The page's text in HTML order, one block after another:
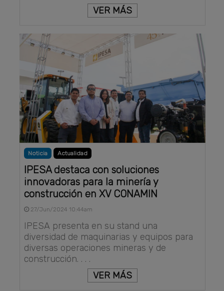
VER MÁS
Noticia Actualidad
IPESA destaca con soluciones
innovadoras para la minería y
construcción en XV CONAMIN
27/Jun/2024 10:44am
IPESA presenta en su stand una
diversidad de maquinarias y equipos para
diversas operaciones mineras y de
construcción. . . .
VER MÁS